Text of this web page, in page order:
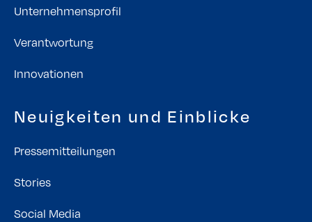
Unternehmensprofil
Verantwortung
Innovationen
Neuigkeiten und Einblicke
Pressemitteilungen
Stories
Social Media